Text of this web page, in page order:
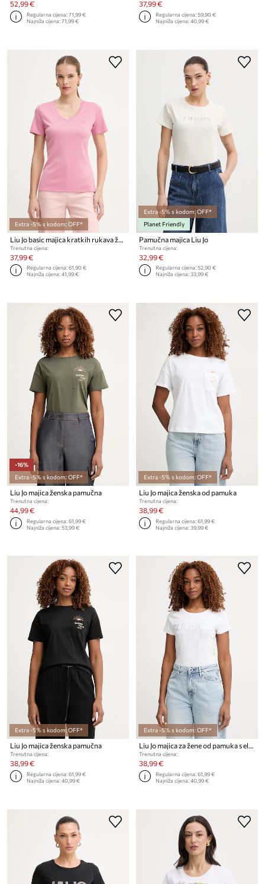
52,99 €
Regularna cijena:71,99 €
Najniža cijena:71,99 €
37,99 €
Regularna cijena:59,90 €
Najniža cijena:40,99 €
Extra -5% s kodom: OFF*
Trenutna cijena:
37,99 €
Regularna cijena:61,90 €
Najniža cijena:41,99 €
Extra -5% s kodom: OFF*
Planet Friendly
Pamučna majica Liu Jo
Trenutna cijena:
32,99 €
Regularna cijena:52,90 €
Najniža cijena:33,99 €
-16%
Extra -5% s kodom: OFF*
Liu Jo majica ženska pamučna
Trenutna cijena:
44,99 €
Regularna cijena:61,99 €
Najniža cijena:53,99 €
Extra -5% s kodom: OFF*
Liu Jo majica ženska od pamuka
Trenutna cijena:
38,99 €
Regularna cijena:61,99 €
Najniža cijena:39,99 €
Extra -5% s kodom: OFF*
Liu Jo majica ženska pamučna
Trenutna cijena:
38,99 €
Regularna cijena:61,99 €
Najniža cijena:40,99 €
Extra -5% s kodom: OFF*
Liu Jo majica za žene od pamuka s elastanom
Trenutna cijena:
38,99 €
Regularna cijena:61,99 €
Najniža cijena:40,99 €